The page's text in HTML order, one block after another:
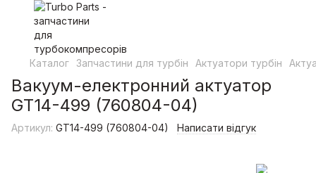
Каталог Запчастини для турбін Актуатори турбін
Вакуум-електронний актуатор
GT14-499 (760804-04)
Артикул: GT14-499 (760804-04) Написати відгук